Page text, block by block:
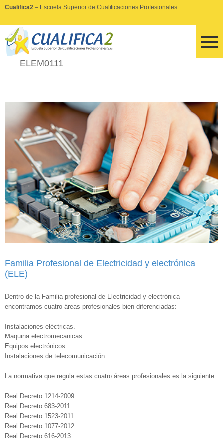
Cualifica2 – Escuela Superior de Cualificaciones Profesionales
ELEM0111
Familia Profesional de Electricidad y electrónica
(ELE)
Dentro de la Familia profesional de Electricidad y electrónica
encontramos cuatro áreas profesionales bien diferenciadas:
Instalaciones eléctricas.
Máquina electromecánicas.
Equipos electrónicos.
Instalaciones de telecomunicación.
La normativa que regula estas cuatro áreas profesionales es la siguiente:
Real Decreto 1214-2009
Real Decreto 683-2011
Real Decreto 1523-2011
Real Decreto 1077-2012
Real Decreto 616-2013